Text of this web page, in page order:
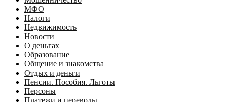
МФО
Налоги
Недвижимость
Новости
О деньгах
Образование
Общение и знакомства
Отдых и деньги
Пенсии. Пособия. Льготы
Персоны